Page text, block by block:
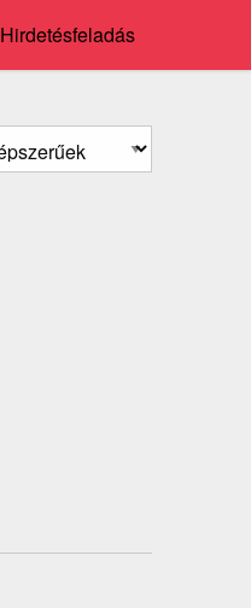
Hirdetésfeladás